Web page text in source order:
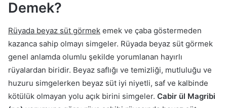
Demek?
Rüyada beyaz süt görmek emek ve çaba göstermeden
kazanca sahip olmayı simgeler. Rüyada beyaz süt görmek
genel anlamda olumlu şekilde yorumlanan hayırlı
rüyalardan biridir. Beyaz saflığı ve temizliği, mutluluğu ve
huzuru simgelerken beyaz süt iyi niyetli, saf ve kalbinde
kötülük olmayan yolu açık birini simgeler. Cabir ül Magribi